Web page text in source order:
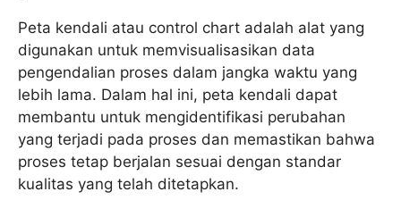
Peta kendali atau control chart adalah alat yang
digunakan untuk memvisualisasikan data
pengendalian proses dalam jangka waktu yang
lebih lama. Dalam hal ini, peta kendali dapat
membantu untuk mengidentifikasi perubahan
yang terjadi pada proses dan memastikan bahwa
proses tetap berjalan sesuai dengan standar
kualitas yang telah ditetapkan.